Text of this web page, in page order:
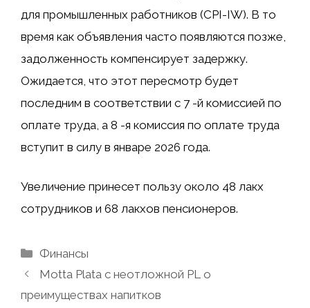
для промышленных работников (CPI-IW). В то
время как объявления часто появляются позже,
задолженность компенсирует задержку.
Ожидается, что этот пересмотр будет
последним в соответствии с 7 -й комиссией по
оплате труда, а 8 -я комиссия по оплате труда
вступит в силу в январе 2026 года.
Увеличение принесет пользу около 48 лакх
сотрудников и 68 лакхов пенсионеров.
Рубрики
Финансы
Motta Plata с неотложной PL о
преимуществах напитков